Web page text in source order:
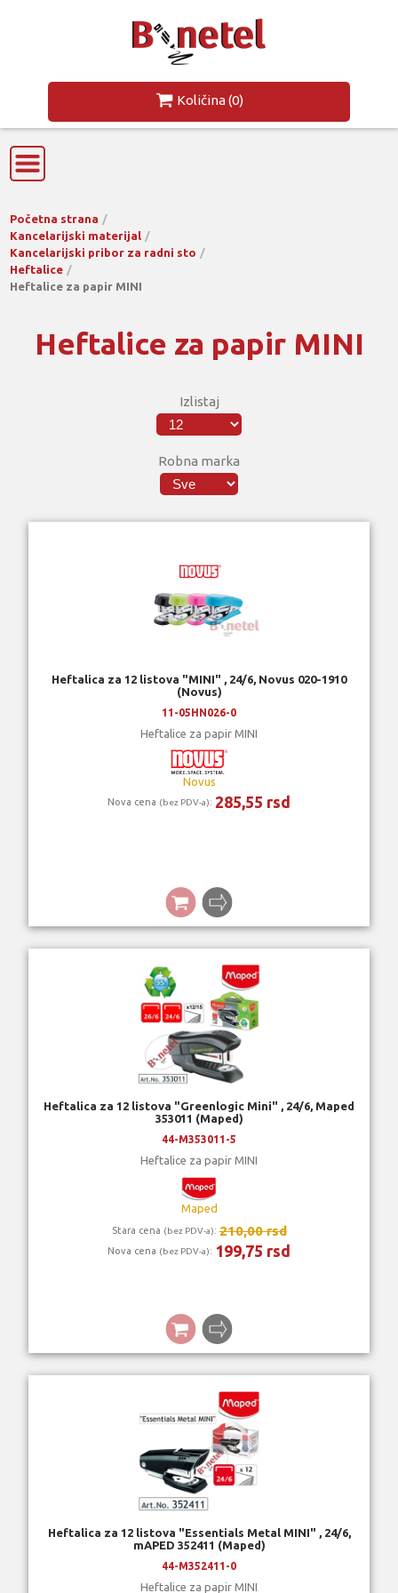
Količina(0)
Početna strana
Kancelarijski materijal
Kancelarijski pribor za radni sto
Heftalice
Heftalice za papir MINI
Heftalice za papir MINI
Izlistaj
Robna marka
Heftalica za 12 listova "MINI" , 24/6, Novus 020-1910
(Novus)
11-05HN026-0
Heftalice za papir MINI
Novus
Nova cena (bez PDV-a): 285,55 rsd
Heftalica za 12 listova "Greenlogic Mini" , 24/6, Maped
353011 (Maped)
44-M353011-5
Heftalice za papir MINI
Maped
Stara cena (bez PDV-a): 210,00 rsd
Nova cena (bez PDV-a): 199,75 rsd
Heftalica za 12 listova "Essentials Metal MINI" , 24/6,
mAPED 352411 (Maped)
44-M352411-0
Heftalice za papir MINI